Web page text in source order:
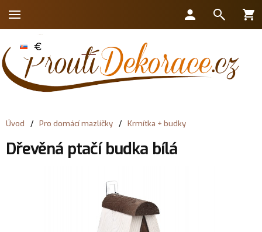
Úvod / Pro domácí mazlíčky / Krmítka + budky
Dřevěná ptačí budka bílá